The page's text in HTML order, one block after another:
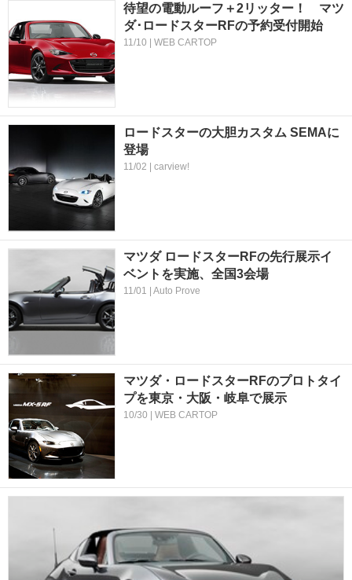
待望の電動ルーフ＋2リッター！ マツ
ダ･ロードスターRFの予約受付開始
11/10 | WEB CARTOP
ロードスターの大胆カスタム SEMAに
登場
11/02 | carview!
マツダ ロードスターRFの先行展示イ
ベントを実施、全国3会場
11/01 | Auto Prove
マツダ・ロードスターRFのプロトタイ
プを東京・大阪・岐阜で展示
10/30 | WEB CARTOP